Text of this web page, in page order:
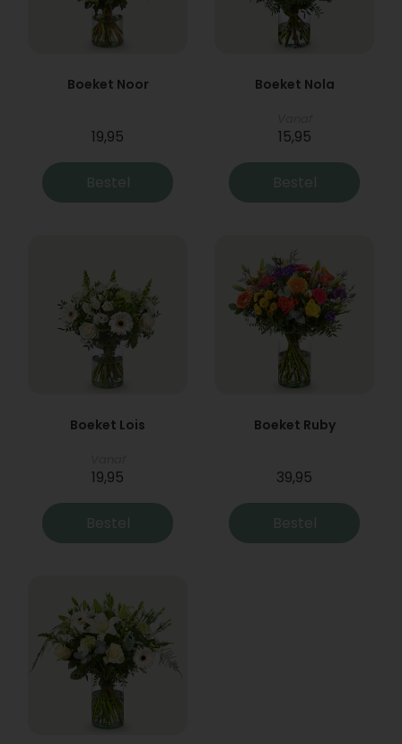
Boeket Noor
19,95
Bestel
Boeket Nola
15,95
Bestel
Boeket Lois
19,95
Bestel
Boeket Ruby
39,95
Bestel